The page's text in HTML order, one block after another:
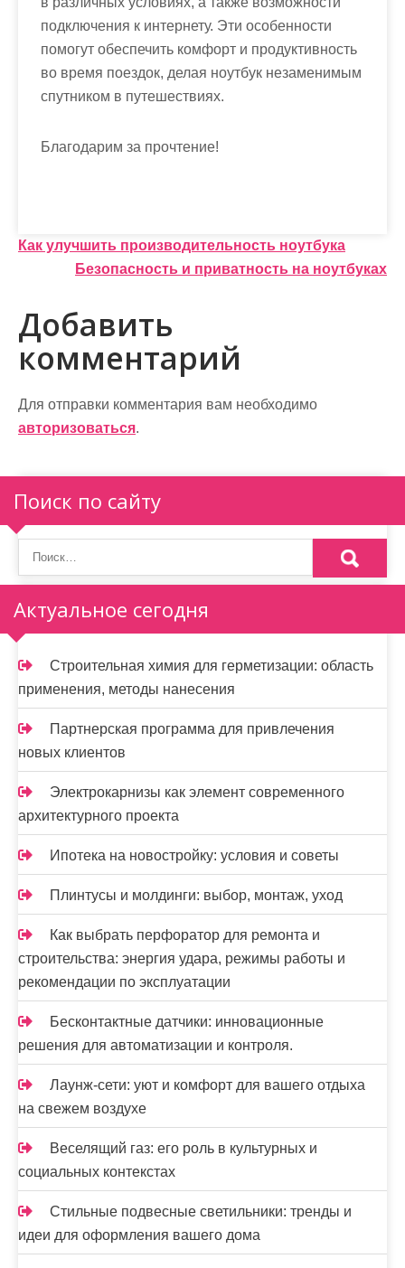
подключения к интернету. Эти особенности
помогут обеспечить комфорт и продуктивность
во время поездок, делая ноутбук незаменимым
спутником в путешествиях.
Благодарим за прочтение!
Н
в
и
а
и
я
п
о
з
а
п
и
с
я
м
Как улучшить производительность ноутбука
Безопасность и приватность на ноутбуках
Добавить
комментарий
Для отправки комментария вам необходимо
авторизоваться.
Поиск по сайту
Актуальное сегодня
Строительная химия для герметизации: область
применения, методы нанесения
Партнерская программа для привлечения
новых клиентов
Электрокарнизы как элемент современного
архитектурного проекта
Ипотека на новостройку: условия и советы
Плинтусы и молдинги: выбор, монтаж, уход
Как выбрать перфоратор для ремонта и
строительства: энергия удара, режимы работы и
рекомендации по эксплуатации
Бесконтактные датчики: инновационные
решения для автоматизации и контроля.
Лаунж-сети: уют и комфорт для вашего отдыха
на свежем воздухе
Веселящий газ: его роль в культурных и
социальных контекстах
Стильные подвесные светильники: тренды и
идеи для оформления вашего дома